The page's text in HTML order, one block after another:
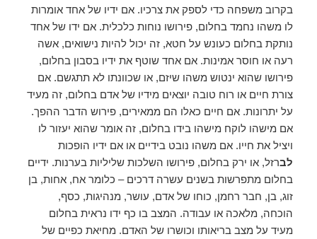
בקרוב משפחה כדי לספק את צרכיו. אם ידיו של אחד אומרות
לו משהו נחמד בחלום, פירושו נוחות כלכלית. אם ידו של אחד
נותקת בחלום כעונש על חטא, זה יכול להיות נישואים, אשה
רעה או חוסר אמינות. אם אחד שוטף את ידיו בסבון בחלום,
פירושו שהוא ינטוש משהו שיזם, או שכוונתו לא תתגשם. אם
צורת חיים או רוח טובה יוצאים מידיו של אדם בחלום, זה מעיד
על יתרונות. אם חיים כאלו הם ממאירים, פירוש הדבר ההפך.
אם מישהו לוקח מישהו בידו בחלום, זה אומר שהוא יעזור לו
ויציל את חייו. אם משהו נובט בידיים או אם ידיו הופכות
לברזל, או ירק בחלום, פירושו השלכות שליליות בערנות. ידיים
בחלום מתפרשות בשנים עשרה דרכים – כלומר אח, אחות, בן
זוג, בן, חבר רחמן, כוחו של אדם, עושר, מנהיגות, כסף,
הוכחה, מלאכה או עבודה. המצב בו כף ידו נראית בחלום
מעיד על מצב בריאותו וכושרו של האדם. מחיאת כפיים של